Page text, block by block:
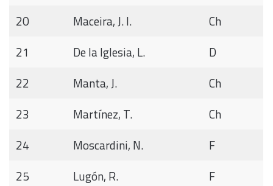
20
Maceira, J. I.
Ch
21
De la Iglesia, L.
D
22
Manta, J.
Ch
23
Martínez, T.
Ch
24
Moscardini, N.
F
25
Lugón, R.
F